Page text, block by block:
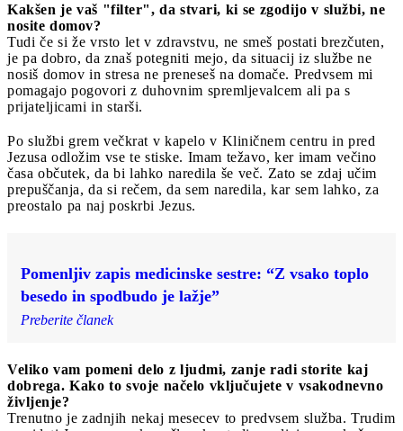
Kakšen je vaš "filter", da stvari, ki se zgodijo v službi, ne
nosite domov?
Tudi če si že vrsto let v zdravstvu, ne smeš postati brezčuten,
je pa dobro, da znaš potegniti mejo, da situacij iz službe ne
nosiš domov in stresa ne preneseš na domače. Predvsem mi
pomagajo pogovori z duhovnim spremljevalcem ali pa s
prijateljicami in starši.
Po službi grem večkrat v kapelo v Kliničnem centru in pred
Jezusa odložim vse te stiske. Imam težavo, ker imam večino
časa občutek, da bi lahko naredila še več. Zato se zdaj učim
prepuščanja, da si rečem, da sem naredila, kar sem lahko, za
preostalo pa naj poskrbi Jezus.
Pomenljiv zapis medicinske sestre: “Z vsako toplo
besedo in spodbudo je lažje”
Preberite članek
Veliko vam pomeni delo z ljudmi, zanje radi storite kaj
dobrega. Kako to svoje načelo vključujete v vsakodnevno
življenje?
Trenutno je zadnjih nekaj mesecev to predvsem služba. Trudim